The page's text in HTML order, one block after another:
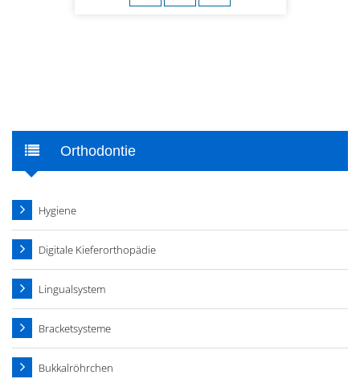
Orthodontie
Hygiene
Digitale Kieferorthopädie
Lingualsystem
Bracketsysteme
Bukkalröhrchen